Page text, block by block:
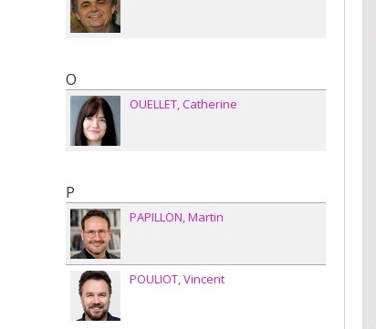
O
OUELLET Catherine
P
PAPILLON Martin
POULIOT Vincent